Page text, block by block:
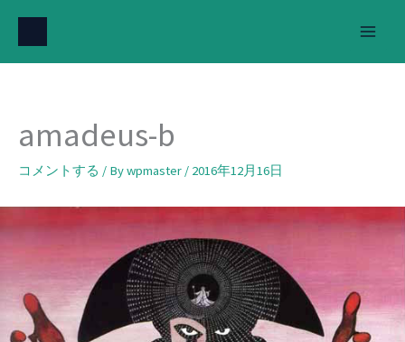
を
amadeus-b
コメントする / Bywpmaster / 2016年12月16日